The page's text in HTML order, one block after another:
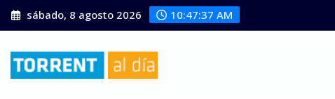
Saltar
al
sábado, 8 agosto 2026 10:47:39 AM